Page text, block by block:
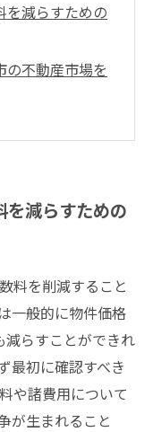
を減らすための
の不動産市場を
の具体的な方
るための仲介
を減らすための
料を削減すること
一般的に物件価格
減らすことができれ
最初に確認すべき
や諸費用について
が生まれること